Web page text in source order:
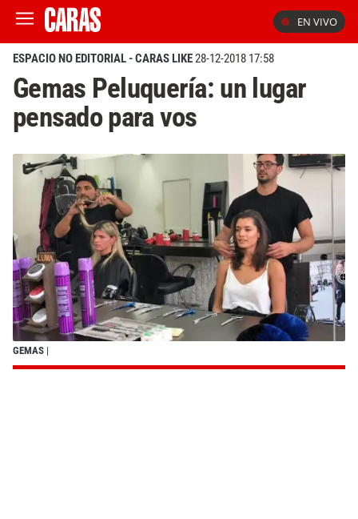
EN VIVO
ESPACIO NO EDITORIAL - CARAS LIKE28-12-2018 17:58
Gemas Peluquería: un lugar
pensado para vos
GEMAS |